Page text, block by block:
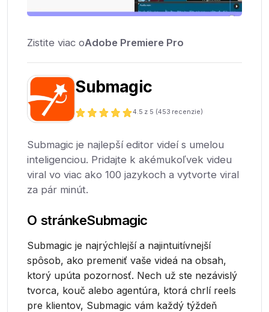
Zistite viac oAdobe Premiere Pro
Submagic
4.5 z 5 (453 recenzie)
Submagic je najlepší editor videí s umelou
inteligenciou. Pridajte k akémukoľvek videu
viral vo viac ako 100 jazykoch a vytvorte viral
za pár minút.
O stránkeSubmagic
Submagic je najrýchlejší a najintuitívnejší
spôsob, ako premeniť vaše videá na obsah,
ktorý upúta pozornosť. Nech už ste nezávislý
tvorca, kouč alebo agentúra, ktorá chrlí reels
pre klientov, Submagic vám každý týždeň